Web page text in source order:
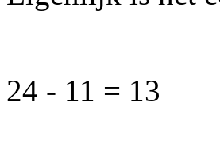
24 - 11 = 13